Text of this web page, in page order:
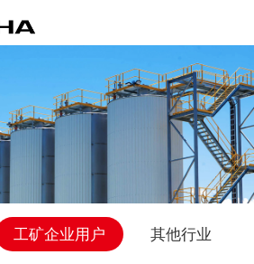
工矿企业用户 其他行业